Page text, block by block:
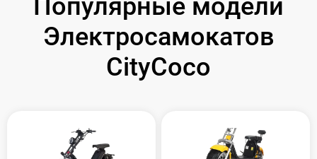
Популярные модели
Электросамокатов
CityCoco